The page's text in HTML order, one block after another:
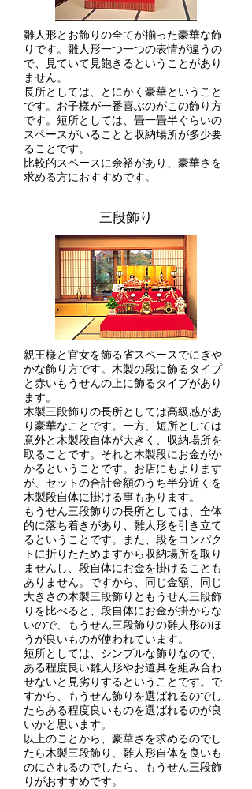
雛人形とお飾りの全てが揃った豪華な飾
りです。雛人形一つ一つの表情が違うの
で、見ていて見飽きるということがあり
ません。
長所としては、とにかく豪華ということ
です。お子様が一番喜ぶのがこの飾り方
です。短所としては、畳一畳半ぐらいの
スペースがいることと収納場所が多少要
ることです。
比較的スペースに余裕があり、豪華さを
求める方におすすめです。
​三段飾り
親王様と官女を飾る省スペースでにぎや
かな飾り方です。木製の段に飾るタイプ
と赤いもうせんの上に飾るタイプがあり
ます。
木製三段飾りの長所としては高級感があ
り豪華なことです。一方、短所としては
意外と木製段自体が大きく、収納場所を
取ることです。それと木製段にお金がか
かるということです。お店にもよります
が、セットの合計金額のうち半分近くを
木製段自体に掛ける事もあります。
もうせん三段飾りの長所としては、全体
的に落ち着きがあり、雛人形を引き立て
るということです。また、段をコンパク
トに折りたためますから収納場所を取り
ませんし、段自体にお金を掛けることも
ありません。ですから、同じ金額、同じ
大きさの木製三段飾りともうせん三段飾
りを比べると、段自体にお金が掛からな
いので、もうせん三段飾りの雛人形のほ
うが良いものが使われています。
短所としては、シンプルな飾りなので、
ある程度良い雛人形やお道具を組み合わ
せないと見劣りするということです。で
すから、もうせん飾りを選ばれるのでし
たらある程度良いものを選ばれるのが良
いかと思います。
以上のことから、豪華さを求めるのでし
たら木製三段飾り、雛人形自体を良いも
のにされるのでしたら、もうせん三段飾
りがおすすめです。